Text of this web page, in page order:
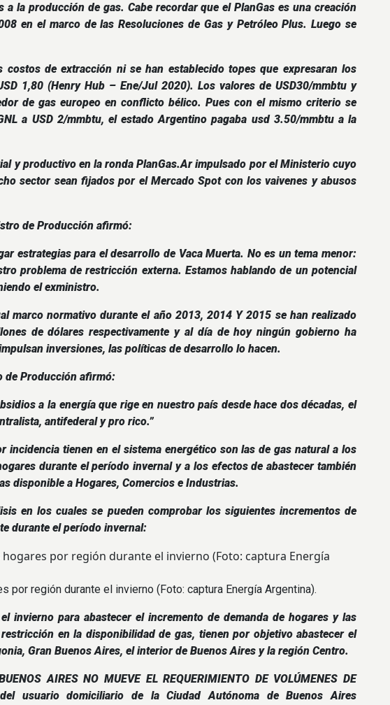
la producción de gas. Cabe recordar que el PlanGas es una creación
en el marco de las Resoluciones de Gas y Petróleo Plus. Luego se
de extracción ni se han establecido topes que expresaran los
1,80 (Henry Hub – Ene/Jul 2020). Los valores de USD30/mmbtu y
de gas europeo en conflicto bélico. Pues con el mismo criterio se
a USD 2/mmbtu, el estado Argentino pagaba usd 3.50/mmbtu a la
y productivo en la ronda PlanGas.Ar impulsado por el Ministerio cuyo
sector sean fijados por el Mercado Spot con los vaivenes y abusos
de Producción afirmó:
estrategias para el desarrollo de Vaca Muerta. No es un tema menor:
problema de restricción externa. Estamos hablando de un potencial
el exministro.
marco normativo durante el año 2013, 2014 Y 2015 se han realizado
de dólares respectivamente y al día de hoy ningún gobierno ha
inversiones, las políticas de desarrollo lo hacen.
de Producción afirmó:
a la energía que rige en nuestro país desde hace dos décadas, el
antifederal y pro rico.”
tienen en el sistema energético son las de gas natural a los
durante el período invernal y a los efectos de abastecer también
disponible a Hogares, Comercios e Industrias.
en los cuales se pueden comprobar los siguientes incrementos de
durante el período invernal:
por región durante el invierno (Foto: captura Energía Argentina).
invierno para abastecer el incremento de demanda de hogares y las
en la disponibilidad de gas, tienen por objetivo abastecer el
Gran Buenos Aires, el interior de Buenos Aires y la región Centro.
AIRES NO MUEVE EL REQUERIMIENTO DE VOLÚMENES DE
usuario domiciliario de la Ciudad Autónoma de Buenos Aires